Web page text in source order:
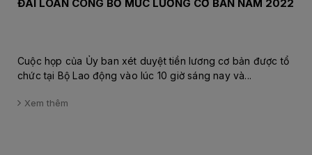
ĐÀI LOAN CÔNG BỐ MỨC LƯƠNG CƠ BẢN NĂM 2022
Cuộc họp của Ủy ban xét duyệt tiền lương cơ bản được tổ
chức tại Bộ Lao động vào lúc 10 giờ sáng nay và...
Xem thêm